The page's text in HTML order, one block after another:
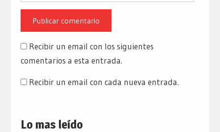
Recibir un email con los siguientes
comentarios a esta entrada.
Recibir un email con cada nueva entrada.
Lo mas leído